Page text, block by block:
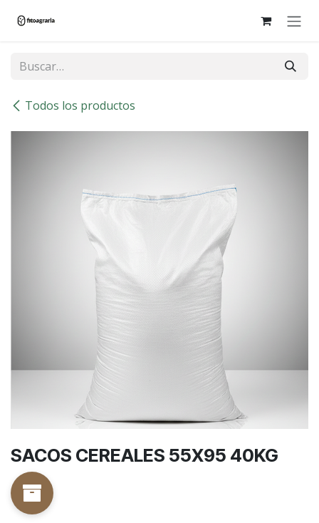
Todos los productos
SACOS CEREALES 55X95 40KG